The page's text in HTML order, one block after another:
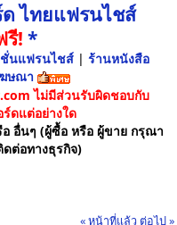
ไทยแฟรนไชส์
รี! *
นแฟรนไชส์ | ร้านหนังสือ
ษณา
ไม่มีส่วนรับผิดชอบกับ
ดแต่อย่างใด
อ อื่นๆ (ผู้ซื้อ หรือ ผู้ขาย กรุณา
ต่อทางธุรกิจ)
« หน้าที่แล้ว ต่อไป »